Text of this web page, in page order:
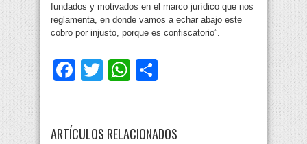
fundados y motivados en el marco jurídico que nos
reglamenta, en donde vamos a echar abajo este
cobro por injusto, porque es confiscatorio”.
Facebook
TwitterWhatsApp
ARTÍCULOS RELACIONADOS